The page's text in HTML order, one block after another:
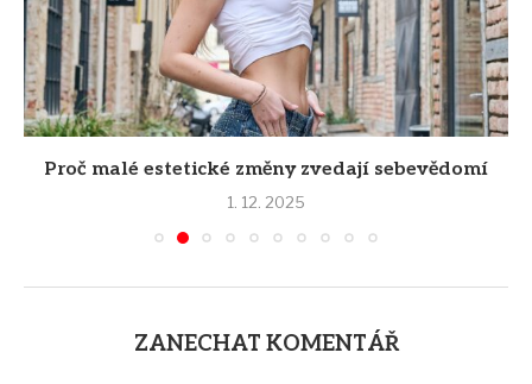
Proč malé estetické změny zvedají sebevědomí
1. 12. 2025
ZANECHAT KOMENTÁŘ